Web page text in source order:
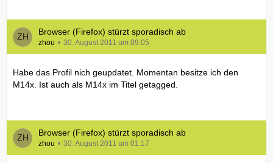
Browser (Firefox) stürzt sporadisch ab
zhou 30. August 2011 um 09:05
Habe das Profil nich geupdatet. Momentan besitze ich den
M14x. Ist auch als M14x im Titel getagged.
Browser (Firefox) stürzt sporadisch ab
zhou 30. August 2011 um 01:17